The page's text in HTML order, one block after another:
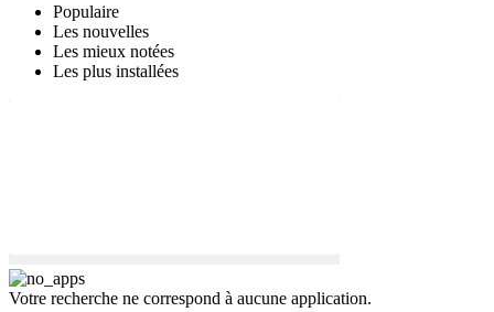
Populaire
Les nouvelles
Les mieux notées
Les plus installées
Votre recherche ne correspond à aucune application.